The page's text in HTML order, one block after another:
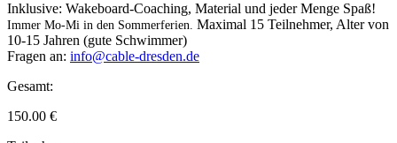
Inklusive: Wakeboard-Coaching, Material und jeder Menge Spaß!
Immer Mo-Mi in den Sommerferien. Maximal 15 Teilnehmer, Alter von
10-15 Jahren (gute Schwimmer)
Fragen an: info@cable-dresden.de
Gesamt:
150.00 €